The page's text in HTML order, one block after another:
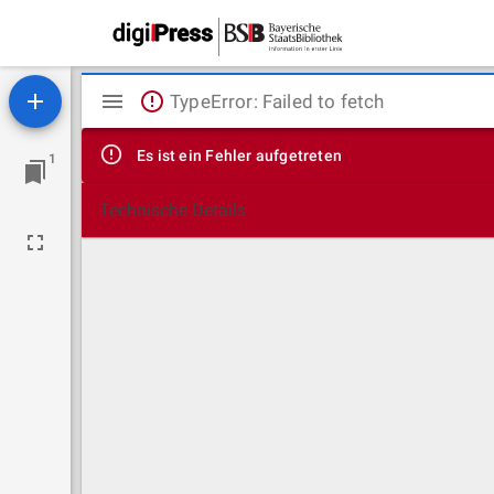
1
Mirador
Viewer
TypeError: Failed to fetch
Es ist ein Fehler aufgetreten
Technische Details